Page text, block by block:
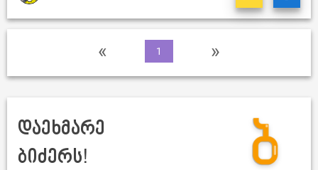
« 1 »
დაეხმარე
ბიძერს!